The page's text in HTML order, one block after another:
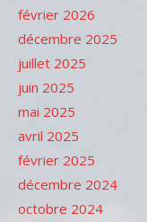
février 2026
décembre 2025
juillet 2025
juin 2025
mai 2025
avril 2025
février 2025
décembre 2024
octobre 2024